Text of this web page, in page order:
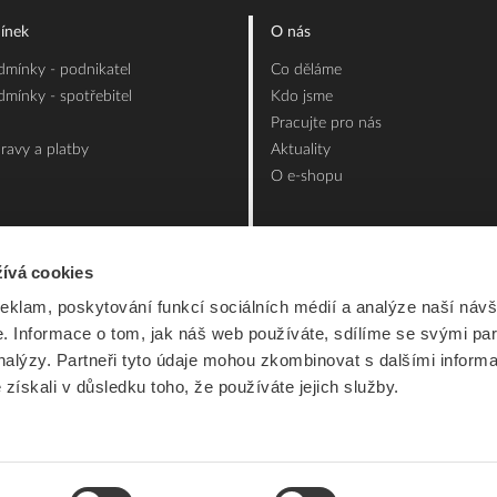
cookies
poskytování funkcí sociálních médií a analýze naší
Informace o tom, jak náš web používáte, sdílíme se svými
Partneři tyto údaje mohou zkombinovat s dalšími
v důsledku toho, že používáte jejich služby.
- podnikatel
- spotřebitel
a platby
O nás
Co děláme
Kdo jsme
Pracujte pro nás
Aktuality
O e-shopu